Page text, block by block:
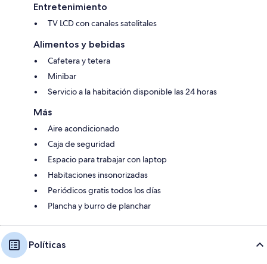
Entretenimiento
TV LCD con canales satelitales
Alimentos y bebidas
Cafetera y tetera
Minibar
Servicio a la habitación disponible las 24 horas
Más
Aire acondicionado
Caja de seguridad
Espacio para trabajar con laptop
Habitaciones insonorizadas
Periódicos gratis todos los días
Plancha y burro de planchar
Políticas